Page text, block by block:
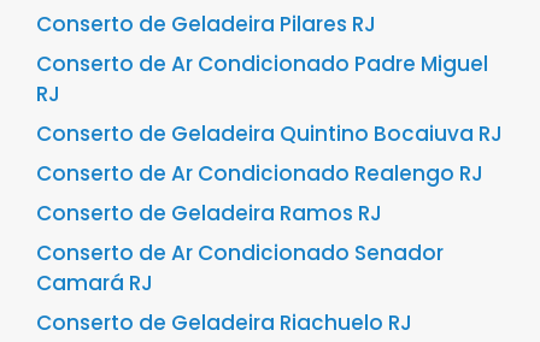
Conserto de Geladeira Pilares RJ
Conserto de Ar Condicionado Padre Miguel
RJ
Conserto de Geladeira Quintino Bocaiuva RJ
Conserto de Ar Condicionado Realengo RJ
Conserto de Geladeira Ramos RJ
Conserto de Ar Condicionado Senador
Camará RJ
Conserto de Geladeira Riachuelo RJ